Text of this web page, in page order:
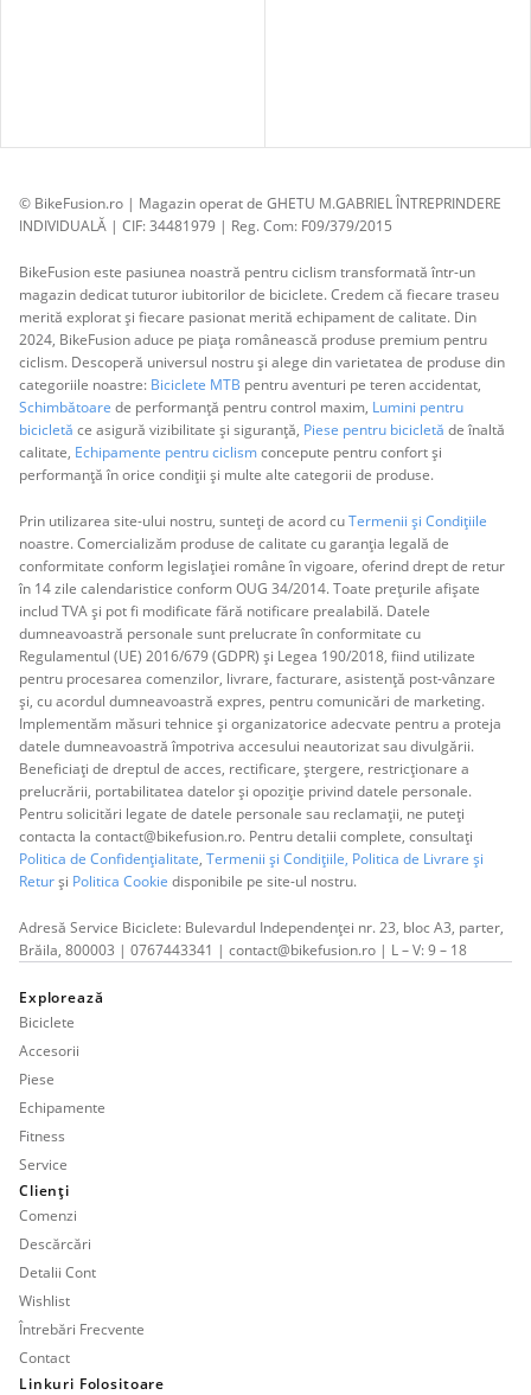
© BikeFusion.ro | Magazin operat de GHETU M.GABRIEL ÎNTREPRINDERE
INDIVIDUALĂ | CIF: 34481979 | Reg. Com: F09/379/2015
BikeFusion este pasiunea noastră pentru ciclism transformată într-un
magazin dedicat tuturor iubitorilor de biciclete. Credem că fiecare traseu
merită explorat și fiecare pasionat merită echipament de calitate. Din
2024, BikeFusion aduce pe piața românească produse premium pentru
ciclism. Descoperă universul nostru și alege din varietatea de produse din
categoriile noastre: Biciclete MTB pentru aventuri pe teren accidentat,
Schimbătoare de performanță pentru control maxim, Lumini pentru
bicicletă ce asigură vizibilitate și siguranță, Piese pentru bicicletă de înaltă
calitate, Echipamente pentru ciclismconcepute pentru confort și
performanță în orice condiții și multe alte categorii de produse.
Prin utilizarea site-ului nostru, sunteți de acord cuTermenii și Condițiile
noastre. Comercializăm produse de calitate cu garanția legală de
conformitate conform legislației române în vigoare, oferind drept de retur
în 14 zile calendaristice conform OUG 34/2014. Toate prețurile afișate
includ TVA și pot fi modificate fără notificare prealabilă. Datele
dumneavoastră personale sunt prelucrate în conformitate cu
Regulamentul (UE) 2016/679 (GDPR) și Legea 190/2018, fiind utilizate
pentru procesarea comenzilor, livrare, facturare, asistență post-vânzare
și, cu acordul dumneavoastră expres, pentru comunicări de marketing.
Implementăm măsuri tehnice și organizatorice adecvate pentru a proteja
datele dumneavoastră împotriva accesului neautorizat sau divulgării.
Beneficiați de dreptul de acces, rectificare, ștergere, restricționare a
prelucrării, portabilitatea datelor și opoziție privind datele personale.
Pentru solicitări legate de datele personale sau reclamații, ne puteți
contacta la contact@bikefusion.ro. Pentru detalii complete, consultați
Politica de Confidențialitate, Termenii și Condițiile, Politica de Livrare și
Returși Politica Cookie disponibile pe site-ul nostru.
Adresă Service Biciclete: Bulevardul Independenței nr. 23, bloc A3, parter,
Brăila, 800003 | 0767443341 | contact@bikefusion.ro | L – V: 9 – 18
Explorează
Biciclete
Accesorii
Piese
Echipamente
Fitness
Service
Clienți
Comenzi
Descărcări
Detalii Cont
Wishlist
Întrebări Frecvente
Contact
Linkuri Folositoare